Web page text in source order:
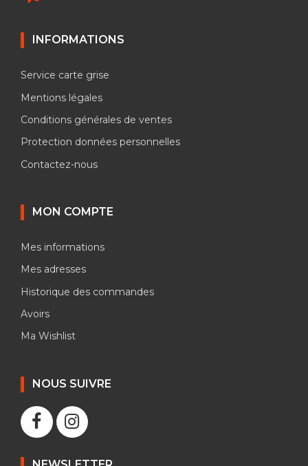
INFORMATIONS
Service carte grise
Mentions légales
Conditions générales de ventes
Protection données personnelles
Contactez-nous
MON COMPTE
Mes informations
Mes adresses
Historique des commandes
Avoirs
Ma Wishlist
NOUS SUIVRE